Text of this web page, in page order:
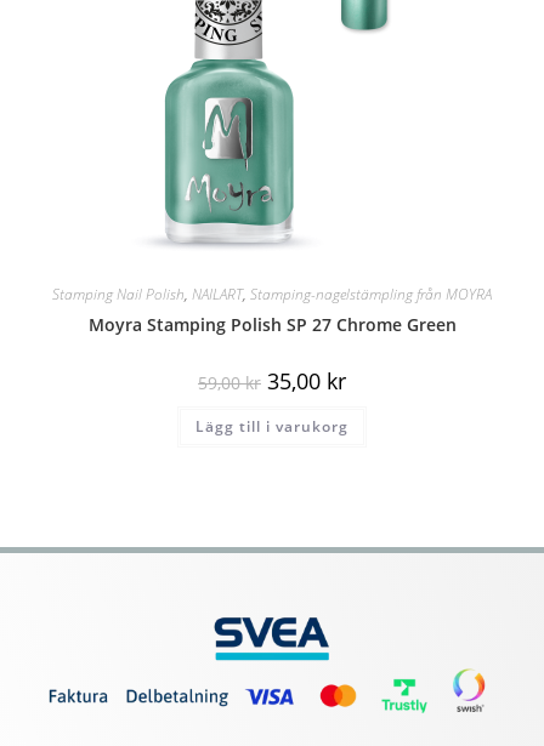
Stamping Nail Polish, NAILART, Stamping-nagelstämpling från MOYRA
Moyra Stamping Polish SP 27 Chrome Green
59,00kr 35,00 kr
Lägg till i varukorg